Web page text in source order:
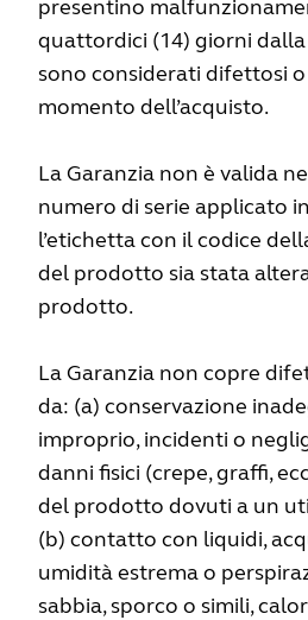
presentino
quattordici (14) giorni
sono considerati difettosi
momento dell’acquisto.
La Garanzia non è valida
numero di serie applicato
l’etichetta con il codice
del prodotto sia stata
prodotto.
La Garanzia non copre
da: (a) conservazione
improprio, incidenti o
danni fisici (crepe, graffi,
del prodotto dovuti a un
(b) contatto con liquidi,
umidità estrema o
sabbia, sporco o simili,